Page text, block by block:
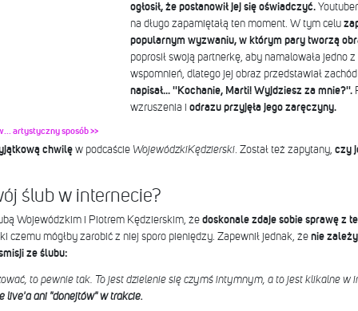
ogłosił, że postanowił jej się oświadczyć.
na długo zapamiętałą ten moment. W tym celu
popularnym wyzwaniu, w którym pary tworzą
poprosił swoją partnerkę, aby namalowała jedno
wspomnień, dlatego jej obraz przedstawiał
napisał... ''Kochanie, Marti! Wyjdziesz za mnie?''.
wzruszenia i odrazu przyjęła jego zaręczyny.
artystyczny sposób >>
chwilę w podcaście WojewódzkiKędzierski. Został też zapytany, czy
ślub w internecie?
Wojewódzkim i Piotrem Kędzierskim, że doskonale zdaje sobie sprawę z
czemu mógłby zarobić z niej sporo pieniędzy. Zapewnił jednak, że nie
ze ślubu:
to pewnie tak. To jest dzielenie się czymś intymnym, a to jest klikalne w
live'a ani "donejtów" w trakcie.